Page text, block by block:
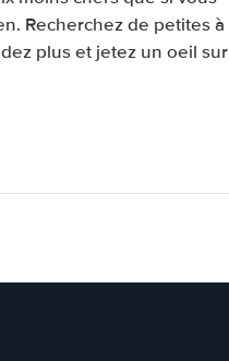
Recherchez de petites à
plus et jetez un oeil sur